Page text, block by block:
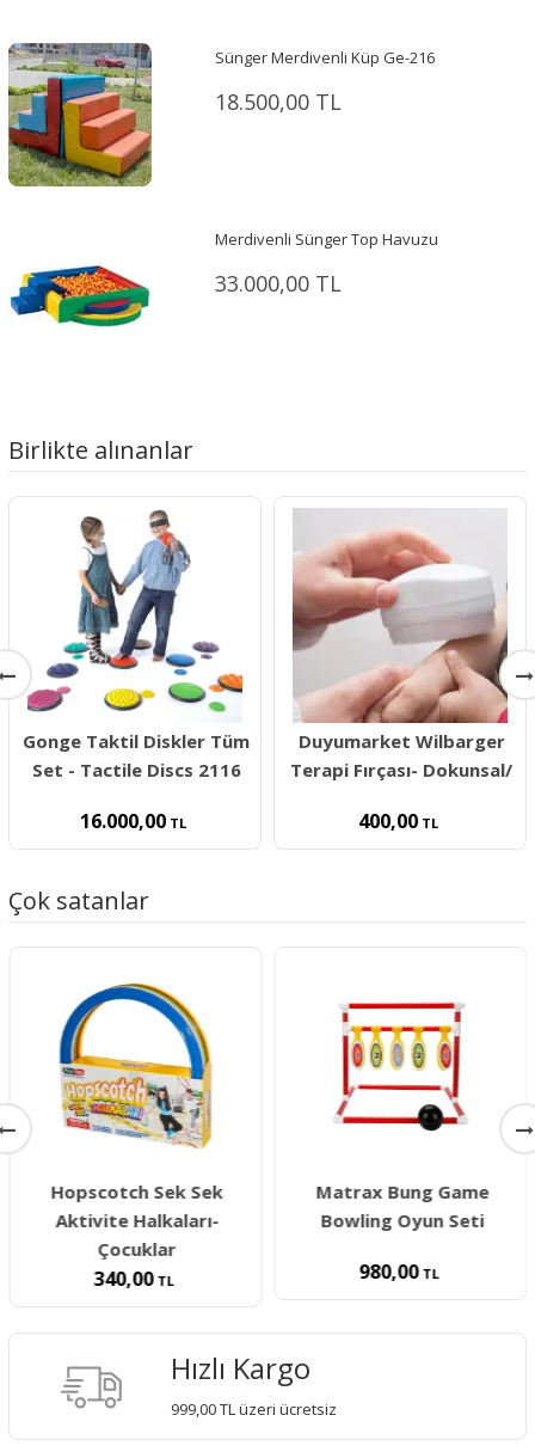
Sünger Merdivenli Küp Ge-216
18.500,00 TL
Merdivenli Sünger Top Havuzu
33.000,00 TL
Birlikte alınanlar
Gonge Taktil Diskler Tüm
Set - Tactile Discs 2116
16.000,00 TL
Duyumarket Wilbarger
Terapi Fırçası- Dokunsal/
400,00 TL
Çok satanlar
Hopscotch Sek Sek
Aktivite Halkaları-
Çocuklar
340,00TL
Matrax Bung Game
Bowling Oyun Seti
980,00TL
Hızlı Kargo
999,00 TL üzeri ücretsiz